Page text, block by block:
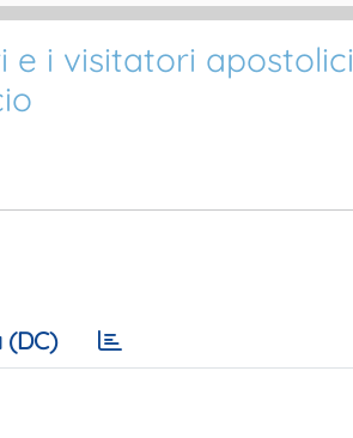
e i visitatori apostolici
(DC)